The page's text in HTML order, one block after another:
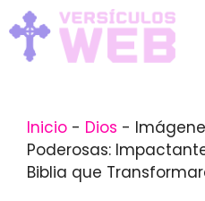
Skip
to
content
Inicio - Dios -
Poderosas:
Biblia que